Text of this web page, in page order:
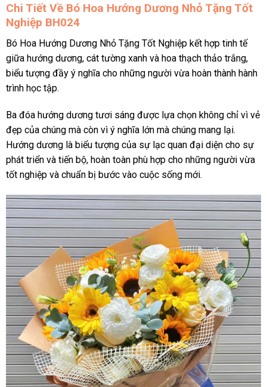
Chi Tiết Về Bó Hoa Hướng Dương Nhỏ Tặng Tốt
Nghiệp BH024
Bó Hoa Hướng Dương Nhỏ Tặng Tốt Nghiệp kết hợp tinh tế
giữa hướng dương, cát tường xanh và hoa thạch thảo trắng,
biểu tượng đầy ý nghĩa cho những người vừa hoàn thành hành
trình học tập.
Ba đóa hướng dương tươi sáng được lựa chọn không chỉ vì vẻ
đẹp của chúng mà còn vì ý nghĩa lớn mà chúng mang lại.
Hướng dương là biểu tượng của sự lạc quan đại diện cho sự
phát triển và tiến bộ, hoàn toàn phù hợp cho những người vừa
tốt nghiệp và chuẩn bị bước vào cuộc sống mới.